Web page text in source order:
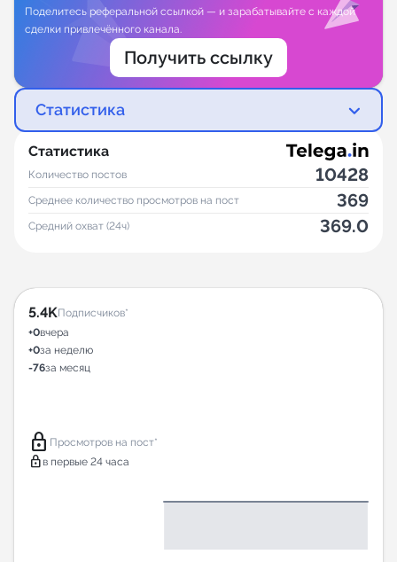
Поделитесь реферальной ссылкой — и зарабатывайте с каждой
сделки привлечённого канала.
Получить ссылку
Статистика
Статистика
Количество постов 10428
Среднее количество просмотров на пост 369
Средний охват (24ч) 369.0
5.4KПодписчиков*
+0вчера
+0за неделю
-76за месяц
lock Просмотров на пост*
lock в первые 24 часа